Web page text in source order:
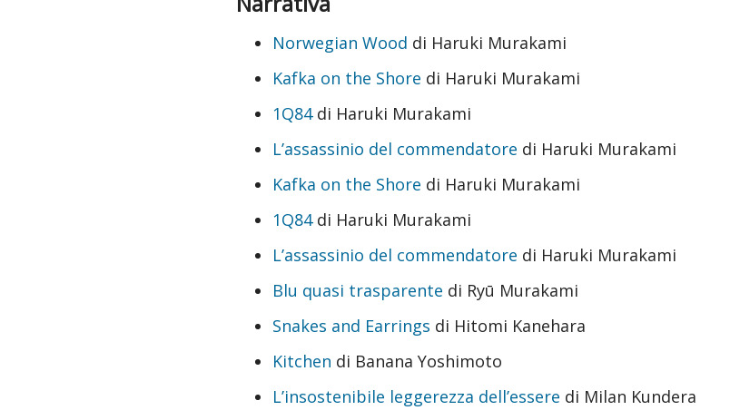
Norwegian Wood di Haruki Murakami
Kafka on the Shore di Haruki Murakami
1Q84di Haruki Murakami
L’assassinio del commendatore di Haruki Murakami
Kafka on the Shore di Haruki Murakami
1Q84di Haruki Murakami
L’assassinio del commendatore di Haruki Murakami
Blu quasi trasparente di Ryū Murakami
Snakes and Earrings di Hitomi Kanehara
Kitchen di Banana Yoshimoto
L’insostenibile leggerezza dell’essere di Milan Kundera